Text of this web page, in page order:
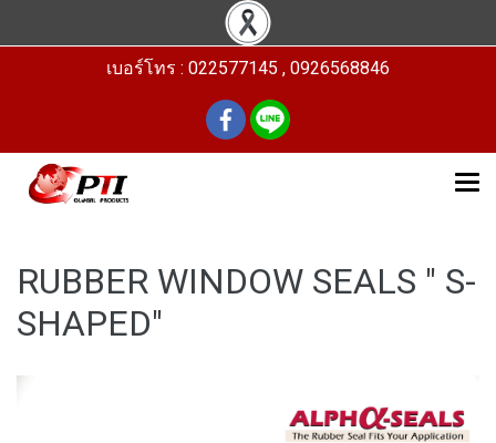
เบอร์โทร : 022577145 , 0926568846
RUBBER WINDOW SEALS " S-
SHAPED"